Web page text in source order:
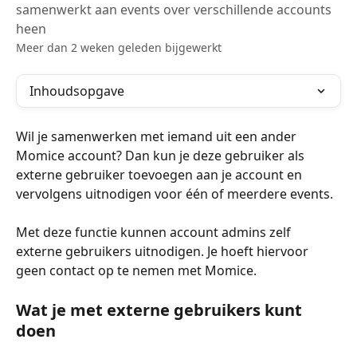
samenwerkt aan events over verschillende accounts
heen
Meer dan 2 weken geleden bijgewerkt
Inhoudsopgave
Wil je samenwerken met iemand uit een ander
Momice account? Dan kun je deze gebruiker als
externe gebruiker toevoegen aan je account en
vervolgens uitnodigen voor één of meerdere events.
Met deze functie kunnen account admins zelf
externe gebruikers uitnodigen. Je hoeft hiervoor
geen contact op te nemen met Momice.
Wat je met externe gebruikers kunt
doen